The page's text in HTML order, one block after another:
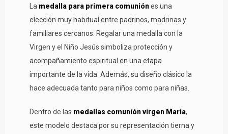
La medalla para primera comuniónes una
elección muy habitual entre padrinos, madrinas y
familiares cercanos. Regalar una medalla con la
Virgen y el Niño Jesús simboliza protección y
acompañamiento espiritual en una etapa
importante de la vida. Además, su diseño clásico la
hace adecuada tanto para niños como para niñas.
Dentro de las medallas comunión virgen María,
este modelo destaca por su representación tierna y